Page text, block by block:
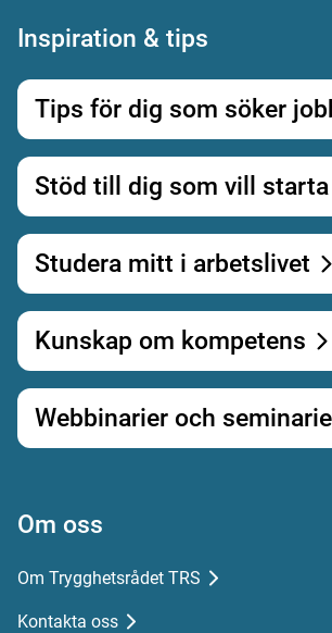
Inspiration & tips
Tips för dig som söker
Stöd till dig som vill
Studera mitt i arbetslivet
Kunskap om kompetens
Webbinarier och
Om oss
Om Trygghetsrådet TRS
Kontakta oss